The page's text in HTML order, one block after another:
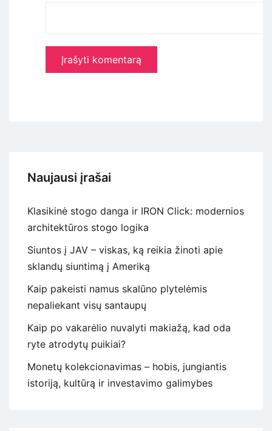
Naujausi įrašai
Klasikinė stogo danga ir IRON Click: modernios
architektūros stogo logika
Siuntos į JAV – viskas, ką reikia žinoti apie
sklandų siuntimą į Ameriką
Kaip pakeisti namus skalūno plytelėmis
nepaliekant visų santaupų
Kaip po vakarėlio nuvalyti makiažą, kad oda
ryte atrodytų puikiai?
Monetų kolekcionavimas – hobis, jungiantis
istoriją, kultūrą ir investavimo galimybes